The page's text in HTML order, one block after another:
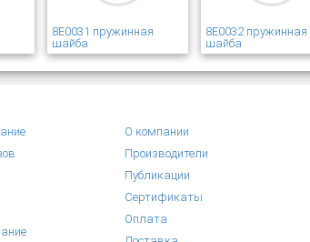
8E0031 пружинная
шайба
8E0032 пружинная
шайба
О компании
Производители
Публикации
Сертификаты
Оплата